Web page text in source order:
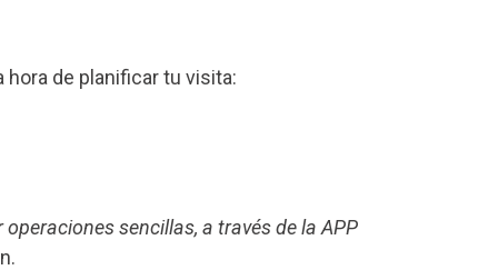
hora de planificar tu visita:
sencillas, a través de la APP